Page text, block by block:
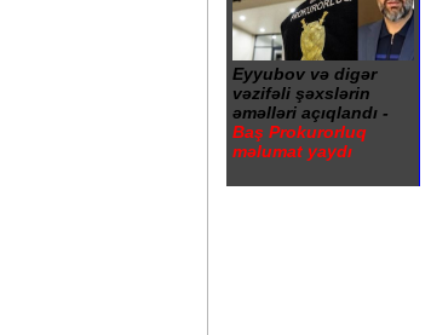
Eyyubov və digər
vəzifəli şəxslərin
əməlləri açıqlandı -
Baş Prokurorluq
məlumat yaydı